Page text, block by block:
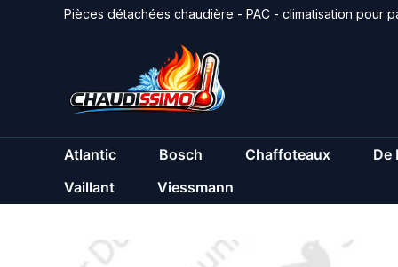
Pièces détachées chaudière - PAC - climatisation pour
Atlantic Bosch Chaffoteaux De
Vaillant
Viessmann